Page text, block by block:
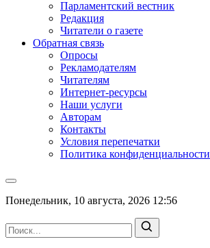
Парламентский вестник
Редакция
Читатели о газете
Обратная связь
Опросы
Рекламодателям
Читателям
Интернет-ресурсы
Наши услуги
Авторам
Контакты
Условия перепечатки
Политика конфиденциальности
Понедельник, 10 августа, 2026 12:56